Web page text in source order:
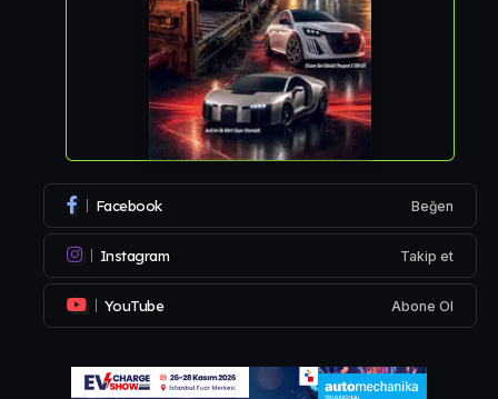
Facebook Beğen
Instagram Takip et
YouTube Abone Ol